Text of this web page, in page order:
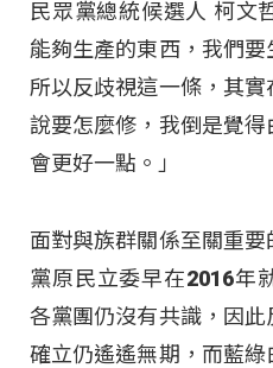
民眾黨總統候選人 柯文
能夠生產的東西，我們要
所以反歧視這一條，其
說要怎麼修，我倒是覺
會更好一點。」
面對與族群關係至關重
黨原民立委早在2016年
各黨團仍沒有共識，因
確立仍遙遙無期，而藍